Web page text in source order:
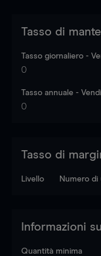
Tasso di
Tasso giornaliero -
0
Tasso annuale - Vendi
0
Tasso di
Livello Numero di
Informazioni
Quantità minima